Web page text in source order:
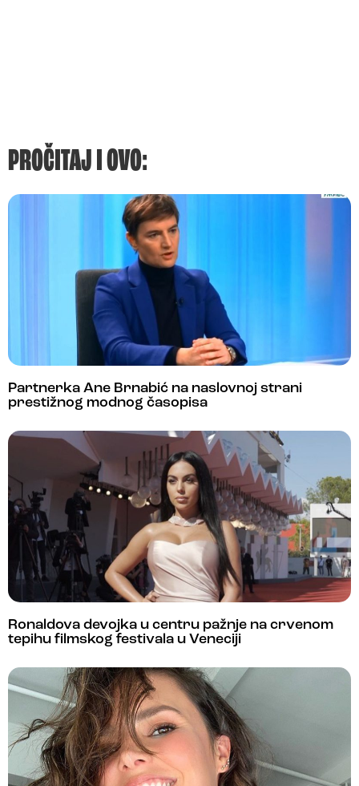
PROČITAJ I OVO:
Partnerka Ane Brnabić na naslovnoj strani
prestižnog modnog časopisa
Ronaldova devojka u centru pažnje na crvenom
tepihu filmskog festivala u Veneciji